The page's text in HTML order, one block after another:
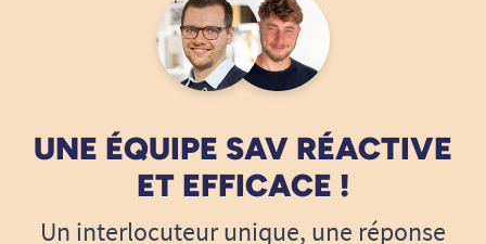
UNE ÉQUIPE SAV RÉACTIVE
ET EFFICACE !
Un interlocuteur unique, une réponse